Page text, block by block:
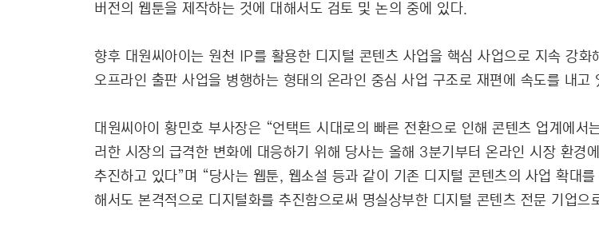
버전의 웹툰을 제작하는 것에 대해서도 검토 및 논의 중에 있다.
향후 대원씨아이는 원천 IP를 활용한 디지털 콘텐츠 사업을 핵심 사업으로 지속 강
오프라인 출판 사업을 병행하는 형태의 온라인 중심 사업 구조로 재편에 속도를 내고
대원씨아이 황민호 부사장은 “언택트 시대로의 빠른 전환으로 인해 콘텐츠 업계에서
러한 시장의 급격한 변화에 대응하기 위해 당사는 올해 3분기부터 온라인 시장 환경
추진하고 있다”며 “당사는 웹툰, 웹소설 등과 같이 기존 디지털 콘텐츠의 사업 확대
해서도 본격적으로 디지털화를 추진함으로써 명실상부한 디지털 콘텐츠 전문 기업